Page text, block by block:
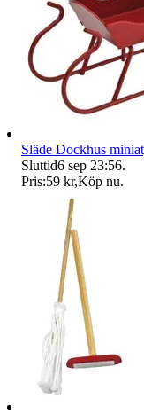
Släde Dockhus
Sluttid6 sep 23:56.
Pris:59 kr,Köp nu.